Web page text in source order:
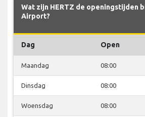
Wat zijn HERTZ de openingstijden
Airport?
Dag Open
Maandag 08:00
Dinsdag 08:00
Woensdag 08:00